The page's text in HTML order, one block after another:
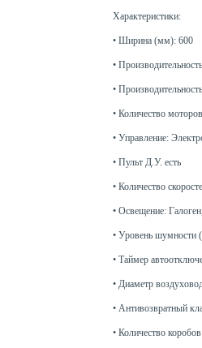
Характеристики:
• Ширина (мм): 600
•
•
• Количество
• Управление:
• Пульт Д.У. есть
• Количество
• Освещение:
• Уровень шумности
• Таймер
• Диаметр
• Антивозвратный
• Количество